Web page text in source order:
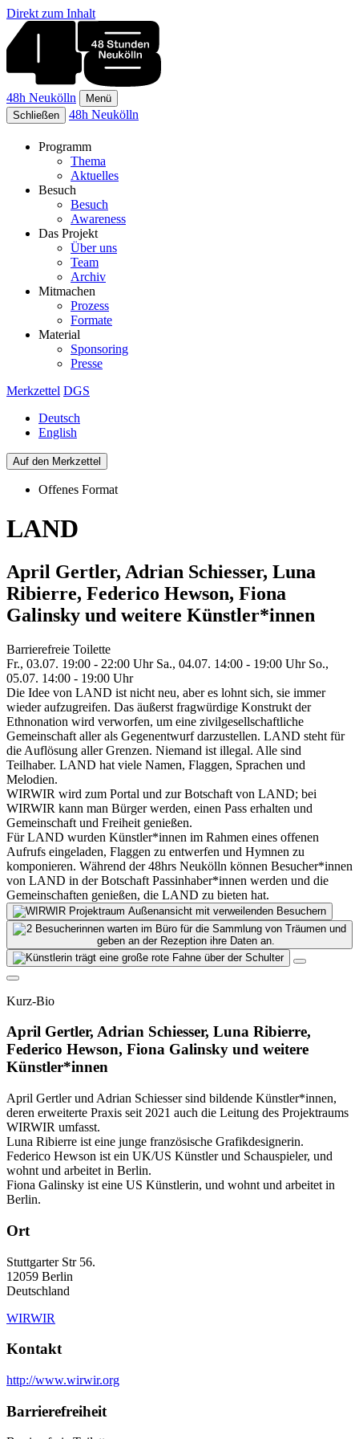
Direkt zum Inhalt
48h Neukölln
Menü
Schließen
48h Neukölln
Programm
Thema
Aktuelles
Besuch
Besuch
Awareness
Das Projekt
Über uns
Team
Archiv
Mitmachen
Prozess
Formate
Material
Sponsoring
Presse
Merkzettel DGS
Deutsch
English
Auf den Merkzettel
Offenes Format
LAND
April Gertler, Adrian Schiesser, Luna
Ribierre, Federico Hewson, Fiona
Galinsky und weitere Künstler*innen
Barrierefreie Toilette
Fr., 03.07. 19:00 - 22:00 Uhr Sa., 04.07. 14:00 - 19:00 Uhr So.,
05.07. 14:00 - 19:00 Uhr
Die Idee von LAND ist nicht neu, aber es lohnt sich, sie immer
wieder aufzugreifen. Das äußerst fragwürdige Konstrukt der
Ethnonation wird verworfen, um eine zivilgesellschaftliche
Gemeinschaft aller als Gegenentwurf darzustellen. LAND steht für
die Auflösung aller Grenzen. Niemand ist illegal. Alle sind
Teilhaber. LAND hat viele Namen, Flaggen, Sprachen und
Melodien.
WIRWIR wird zum Portal und zur Botschaft von LAND; bei
WIRWIR kann man Bürger werden, einen Pass erhalten und
Gemeinschaft und Freiheit genießen.
Für LAND wurden Künstler*innen im Rahmen eines offenen
Aufrufs eingeladen, Flaggen zu entwerfen und Hymnen zu
komponieren. Während der 48hrs Neukölln können Besucher*innen
von LAND in der Botschaft Passinhaber*innen werden und die
Gemeinschaften genießen, die LAND zu bieten hat.
Kurz-Bio
April Gertler, Adrian Schiesser, Luna Ribierre,
Federico Hewson, Fiona Galinsky und weitere
Künstler*innen
April Gertler und Adrian Schiesser sind bildende Künstler*innen,
deren erweiterte Praxis seit 2021 auch die Leitung des Projektraums
WIRWIR umfasst.
Luna Ribierre ist eine junge französische Grafikdesignerin.
Federico Hewson ist ein UK/US Künstler und Schauspieler, und
wohnt und arbeitet in Berlin.
Fiona Galinsky ist eine US Künstlerin, und wohnt und arbeitet in
Berlin.
Ort
Stuttgarter Str 56.
12059 Berlin
Deutschland
WIRWIR
Kontakt
http://www.wirwir.org
Barrierefreiheit